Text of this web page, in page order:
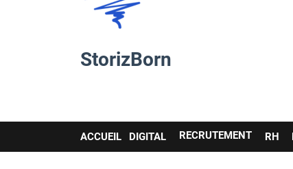
StorizBorn
Main
navigation
ACCUEIL DIGITAL RECRUTEMENT RH